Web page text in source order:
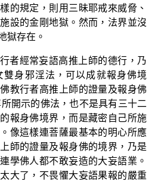
的規定，則用三昧耶戒來威脅、
設的金剛地獄。然而，法界並沒
獄存在。
者經常妄語高推上師的德行，乃
雙身邪淫法，可以成就報身佛境
教行者高推上師的證量及報身佛
開示的佛法，也不是具有三十二
報身佛境界，而是藏密自己所施
像這樣連菩薩最基本的明心所應
師的證量及報身佛的境界，乃是
學佛人都不敢妄造的大妄語業。
大了，不畏懼大妄語果報的嚴重